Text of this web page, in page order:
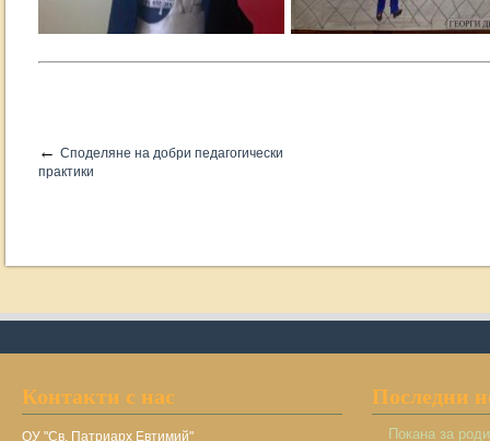
← Споделяне на добри педагогически
практики
Контакти с нас
ОУ "Св. Патриарх Евтимий"
Последни
Покана за